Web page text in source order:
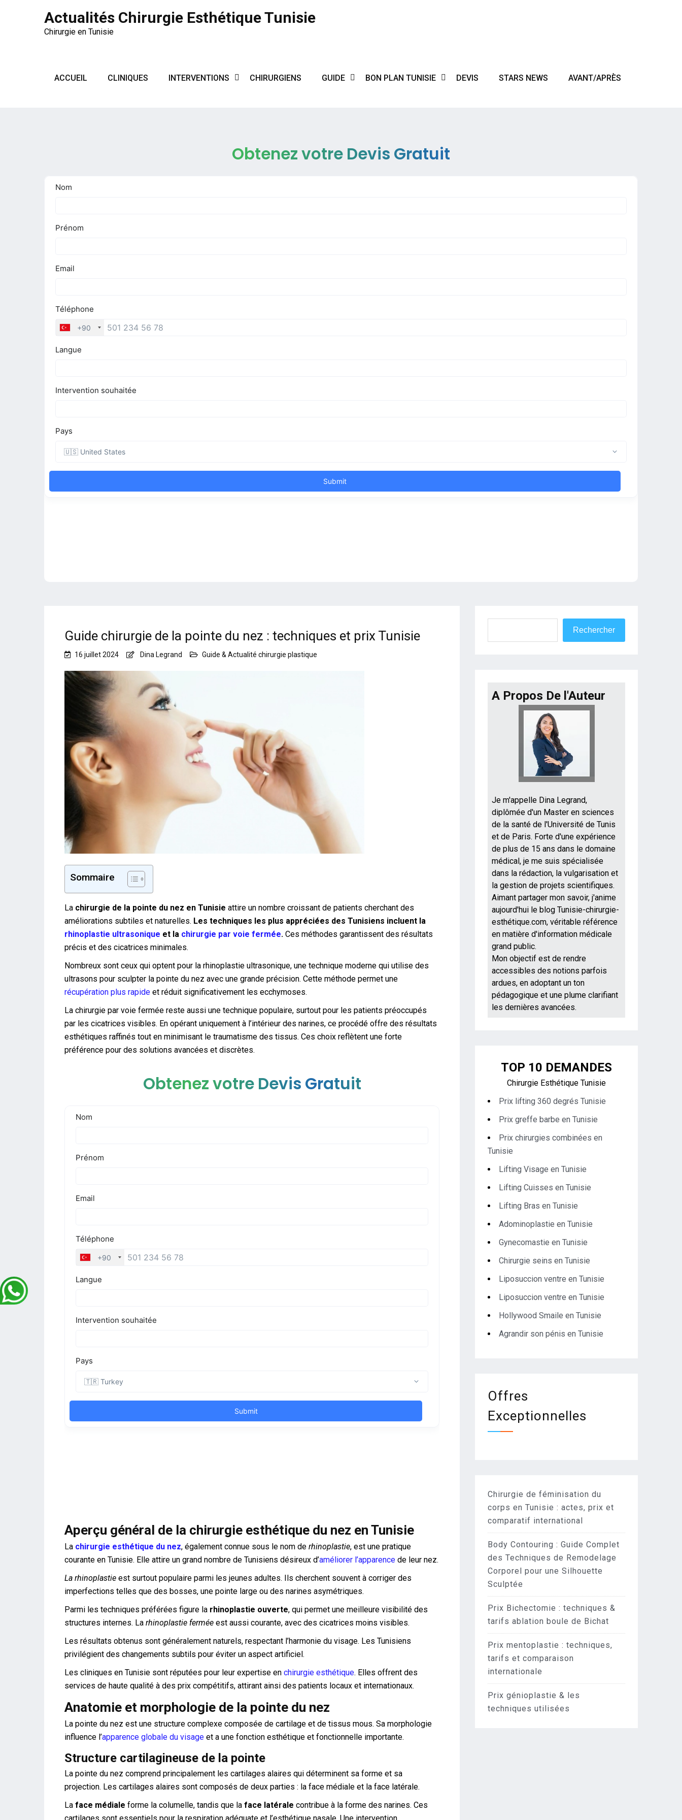
Actualités Chirurgie Esthétique Tunisie
Chirurgie en Tunisie
ACCUEIL CLINIQUES INTERVENTIONS CHIRURGIENS GUIDE BON PLAN TUNISIE DEVIS STARS NEWS AVANT/APRÈS
Obtenez votre Devis Gratuit
Guide chirurgie de la pointe du nez : techniques et prix Tunisie
16 juillet 2024 Dina Legrand Guide & Actualité chirurgie plastique
Sommaire
La chirurgie de la pointe du nez en Tunisie attire un nombre croissant de patients cherchant des
améliorations subtiles et naturelles. Les techniques les plus appréciées des Tunisiens incluent la
rhinoplastie ultrasonique et la chirurgie par voie fermée. Ces méthodes garantissent des résultats
précis et des cicatrices minimales.
Nombreux sont ceux qui optent pour la rhinoplastie ultrasonique, une technique moderne qui utilise des
ultrasons pour sculpter la pointe du nez avec une grande précision. Cette méthode permet une
récupération plus rapide et réduit significativement les ecchymoses.
La chirurgie par voie fermée reste aussi une technique populaire, surtout pour les patients préoccupés
par les cicatrices visibles. En opérant uniquement à l’intérieur des narines, ce procédé offre des résultats
esthétiques raffinés tout en minimisant le traumatisme des tissus. Ces choix reflètent une forte
préférence pour des solutions avancées et discrètes.
Obtenez votre Devis Gratuit
Aperçu général de la chirurgie esthétique du nez en Tunisie
La chirurgie esthétique du nez, également connue sous le nom de rhinoplastie, est une pratique
courante en Tunisie. Elle attire un grand nombre de Tunisiens désireux d’améliorer l’apparence de leur nez.
La rhinoplastie est surtout populaire parmi les jeunes adultes. Ils cherchent souvent à corriger des
imperfections telles que des bosses, une pointe large ou des narines asymétriques.
Parmi les techniques préférées figure la rhinoplastie ouverte, qui permet une meilleure visibilité des
structures internes. La rhinoplastie fermée est aussi courante, avec des cicatrices moins visibles.
Les résultats obtenus sont généralement naturels, respectant l’harmonie du visage. Les Tunisiens
privilégient des changements subtils pour éviter un aspect artificiel.
Les cliniques en Tunisie sont réputées pour leur expertise en chirurgie esthétique. Elles offrent des
services de haute qualité à des prix compétitifs, attirant ainsi des patients locaux et internationaux.
Anatomie et morphologie de la pointe du nez
La pointe du nez est une structure complexe composée de cartilage et de tissus mous. Sa morphologie
influence l’apparence globale du visage et a une fonction esthétique et fonctionnelle importante.
Structure cartilagineuse de la pointe
La pointe du nez comprend principalement les cartilages alaires qui déterminent sa forme et sa
projection. Les cartilages alaires sont composés de deux parties : la face médiale et la face latérale.
La face médiale forme la columelle, tandis que la face latérale contribue à la forme des narines. Ces
Rechercher
A Propos De l'Auteur
Je m'appelle Dina Legrand,
diplômée d'un Master en sciences
de la santé de l'Université de Tunis
et de Paris. Forte d'une expérience
de plus de 15 ans dans le domaine
médical, je me suis spécialisée
dans la rédaction, la vulgarisation et
la gestion de projets scientifiques.
Aimant partager mon savoir, j'anime
aujourd'hui le blog Tunisie-chirurgie-
esthétique.com, véritable référence
en matière d'information médicale
grand public.
Mon objectif est de rendre
accessibles des notions parfois
ardues, en adoptant un ton
pédagogique et une plume clarifiant
les dernières avancées.
TOP 10 DEMANDES
Chirurgie Esthétique Tunisie
Prix lifting 360 degrés Tunisie
Prix greffe barbe en Tunisie
Prix chirurgies combinées en
Tunisie
Lifting Visage en Tunisie
Lifting Cuisses en Tunisie
Lifting Bras en Tunisie
Adominoplastie en Tunisie
Gynecomastie en Tunisie
Chirurgie seins en Tunisie
Liposuccion ventre en Tunisie
Liposuccion ventre en Tunisie
Hollywood Smaile en Tunisie
Agrandir son pénis en Tunisie
Offres
Exceptionnelles
Chirurgie de féminisation du
corps en Tunisie : actes, prix et
comparatif international
Body Contouring : Guide Complet
des Techniques de Remodelage
Corporel pour une Silhouette
Sculptée
Prix Bichectomie : techniques &
tarifs ablation boule de Bichat
Prix mentoplastie : techniques,
tarifs et comparaison
internationale
Prix génioplastie & les
techniques utilisées